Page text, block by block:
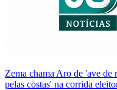
Zema chama Aro de 'ave
pelas costas' na corrida